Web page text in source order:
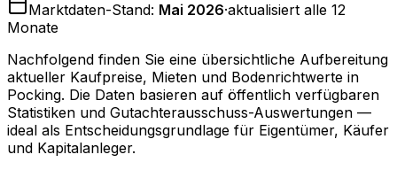
Marktdaten-Stand: Mai 2026·aktualisiert alle 12
Monate
Nachfolgend finden Sie eine übersichtliche Aufbereitung
aktueller Kaufpreise, Mieten und Bodenrichtwerte in
Pocking. Die Daten basieren auf öffentlich verfügbaren
Statistiken und Gutachterausschuss-Auswertungen —
ideal als Entscheidungsgrundlage für Eigentümer, Käufer
und Kapitalanleger.